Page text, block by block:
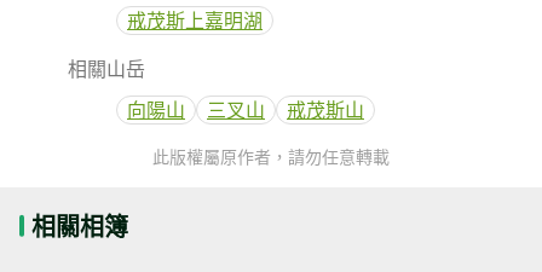
戒茂斯上嘉明湖
相關山岳
向陽山
三叉山 戒茂斯山
此版權屬原作者，請勿任意轉載
相關相簿